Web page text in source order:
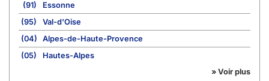
(91)
Essonne
(95)
Val-d'Oise
(04)
Alpes-de-Haute-Provence
(05)
Hautes-Alpes
» Voir plus